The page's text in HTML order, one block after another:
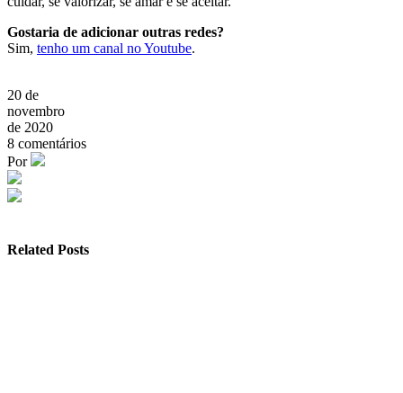
Gostaria de adicionar outras redes?
Sim, tenho um canal no Youtube.
20 de
novembro
de 2020
8 comentários
Por
Related Posts